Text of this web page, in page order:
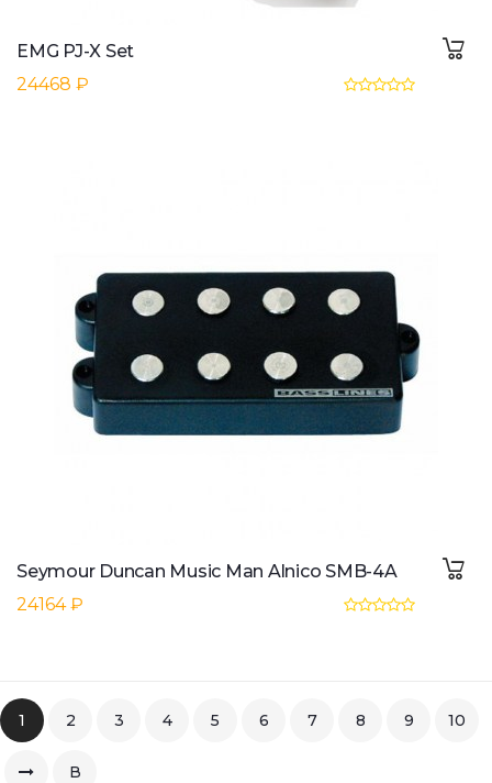
EMG PJ-X Set
24468 ₽
Seymour Duncan Music Man Alnico SMB-4A
24164 ₽
1 2 3 4 5 6 7 8 9 10
В